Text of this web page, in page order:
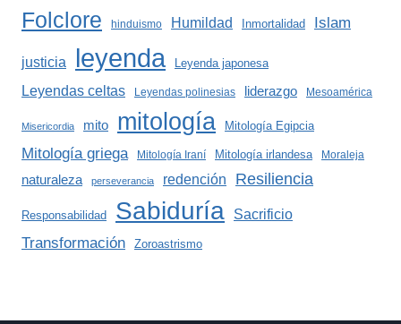
Folclore hinduismo Humildad Inmortalidad Islam
justicia leyenda Leyenda japonesa
Leyendas celtas Leyendas polinesias liderazgo Mesoamérica
Misericordia mito mitología Mitología Egipcia
Mitología griega Mitología Iraní Mitología irlandesa Moraleja
naturaleza perseverancia redención Resiliencia
Responsabilidad Sabiduría Sacrificio
Transformación Zoroastrismo